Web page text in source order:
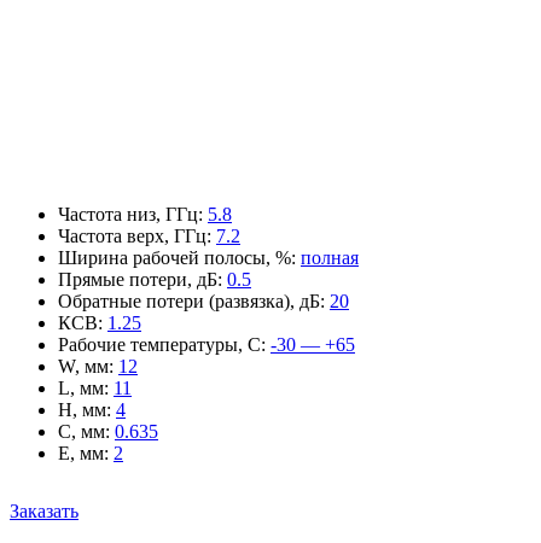
Частота низ, ГГц: 5.8
Частота верх, ГГц: 7.2
Ширина рабочей полосы, %: полная
Прямые потери, дБ: 0.5
Обратные потери (развязка), дБ: 20
КСВ: 1.25
Рабочие температуры, С: -30 — +65
W, мм: 12
L, мм: 11
H, мм: 4
C, мм: 0.635
E, мм: 2
Заказать